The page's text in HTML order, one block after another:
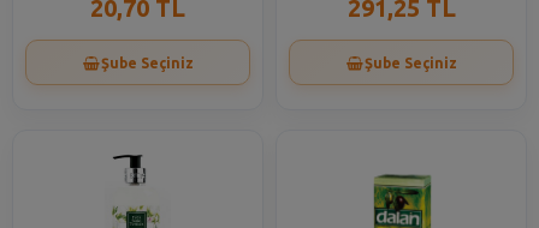
20,70 TL
Şube Seçiniz
291,25 TL
Şube Seçiniz